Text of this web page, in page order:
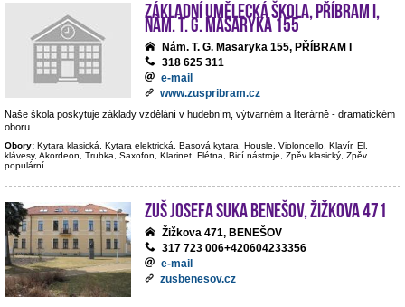
Základní umělecká škola, Příbram I,
nám. T. G. Masaryka 155
Nám. T. G. Masaryka 155, PŘÍBRAM I
318 625 311
e-mail
www.zuspribram.cz
Naše škola poskytuje základy vzdělání v hudebním, výtvarném a literárně - dramatickém
oboru.
Obory: Kytara klasická, Kytara elektrická, Basová kytara, Housle, Violoncello, Klavír, El.
klávesy, Akordeon, Trubka, Saxofon, Klarinet, Flétna, Bicí nástroje, Zpěv klasický, Zpěv
populární
ZUŠ Josefa Suka Benešov, Žižkova 471
Žižkova 471, BENEŠOV
317 723 006+420604233356
e-mail
zusbenesov.cz